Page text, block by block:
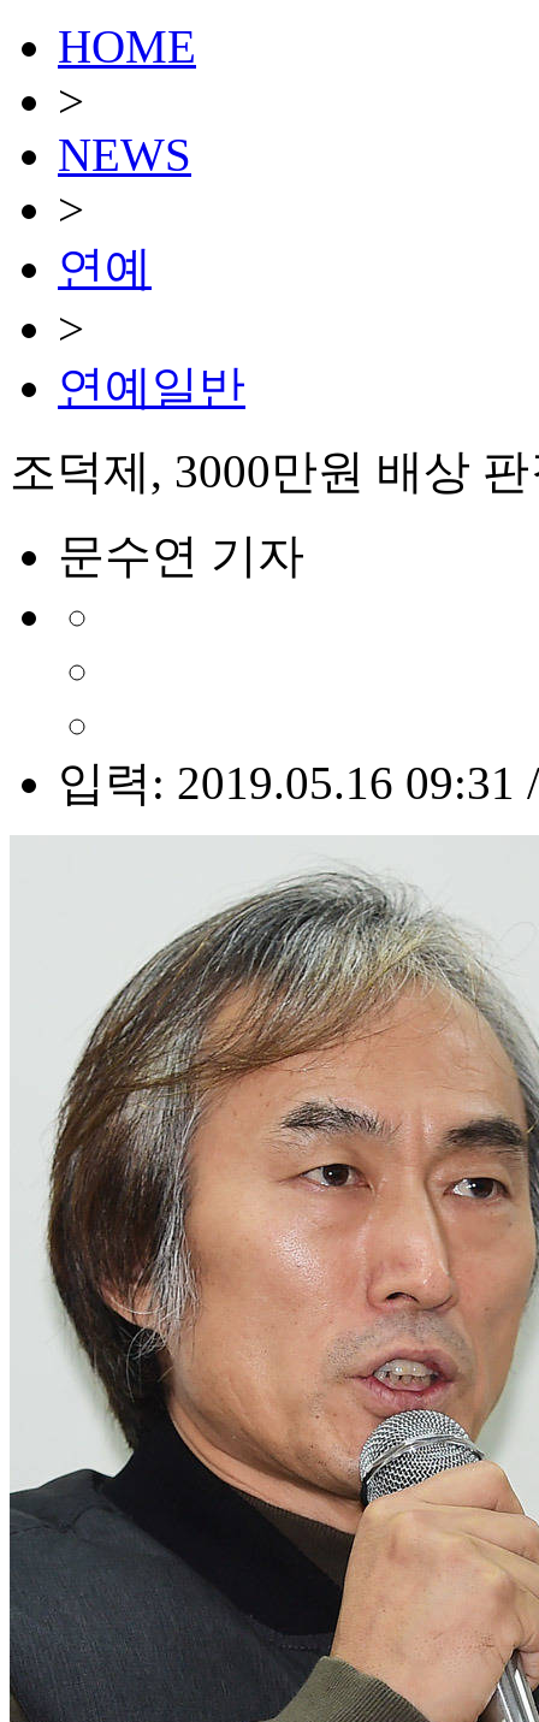
HOME
>
NEWS
>
연예
>
연예일반
조덕제, 3000만원 배상
문수연 기자
입력: 2019.05.16 09:31